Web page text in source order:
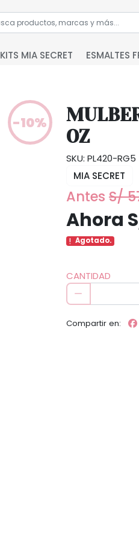
KITS MIA SECRET ESMALTES
-10%
OZ
SKU: PL420-RG5
MIA SECRET
Antes S/
Ahora
Agotado.
CANTIDAD
Compartir en: